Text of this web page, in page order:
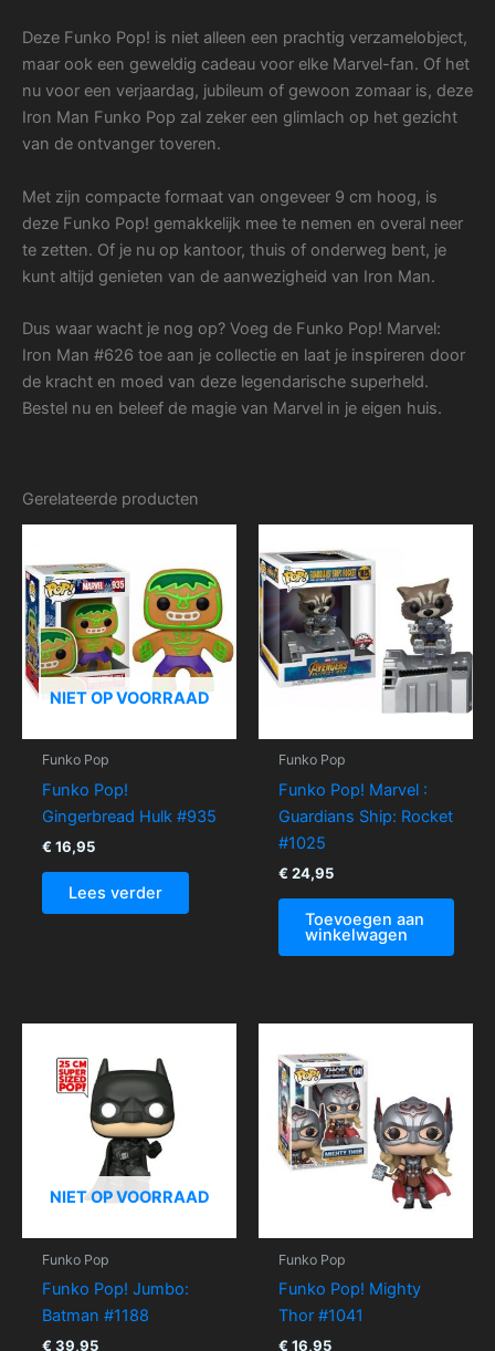
Deze Funko Pop! is niet alleen een prachtig verzamelobject,
maar ook een geweldig cadeau voor elke Marvel-fan. Of het
nu voor een verjaardag, jubileum of gewoon zomaar is, deze
Iron Man Funko Pop zal zeker een glimlach op het gezicht
van de ontvanger toveren.
Met zijn compacte formaat van ongeveer 9 cm hoog, is
deze Funko Pop! gemakkelijk mee te nemen en overal neer
te zetten. Of je nu op kantoor, thuis of onderweg bent, je
kunt altijd genieten van de aanwezigheid van Iron Man.
Dus waar wacht je nog op? Voeg de Funko Pop! Marvel:
Iron Man #626 toe aan je collectie en laat je inspireren door
de kracht en moed van deze legendarische superheld.
Bestel nu en beleef de magie van Marvel in je eigen huis.
Gerelateerde producten
NIET OP VOORRAAD
Funko Pop
Funko Pop!
Gingerbread Hulk #935
€ 16,95
Lees verder
Funko Pop
Funko Pop! Marvel :
Guardians Ship: Rocket
#1025
€ 24,95
Toevoegen aan
winkelwagen
NIET OP VOORRAAD
Funko Pop
Funko Pop! Jumbo:
Batman #1188
€ 39,95
Funko Pop
Funko Pop! Mighty
Thor #1041
€ 16,95